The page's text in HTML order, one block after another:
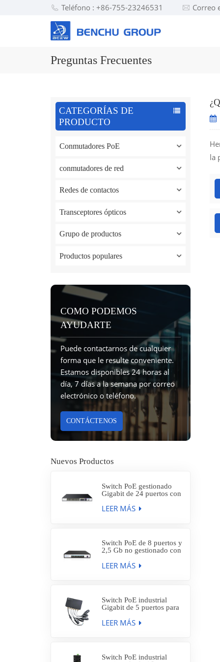
Teléfono : +86-755-23246531 Correo
Preguntas Frecuentes
CATEGORÍAS DE
PRODUCTO
Conmutadores PoE
conmutadores de red
Redes de contactos
Transceptores ópticos
Grupo de productos
Productos populares
COMO PODEMOS
AYUDARTE
Puede contactarnos de cualquier
forma que le resulte conveniente.
Estamos disponibles 24 horas al
día, 7 días a la semana por correo
electrónico o teléfono.
CONTÁCTENOS
Nuevos Productos
Switch PoE gestionado
Gigabit de 24 puertos con
puertos SFP+ de 10 Gb,
LEER MÁS
Switch PoE de 8 puertos y
2,5 Gb no gestionado con
de 1 a 10 Gb, SP5210-
LEER MÁS
Switch PoE industrial
Gigabit de 5 puertos para
agua IP66, con 4 puertos
LEER MÁS
Switch PoE industrial
la